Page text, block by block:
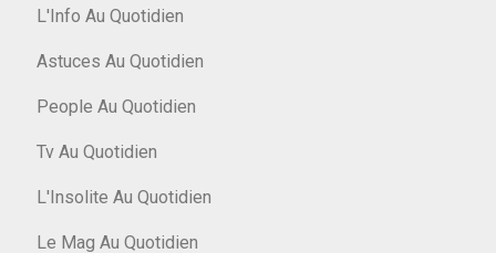
L'Info Au Quotidien
Astuces Au Quotidien
People Au Quotidien
Tv Au Quotidien
L'Insolite Au Quotidien
Le Mag Au Quotidien